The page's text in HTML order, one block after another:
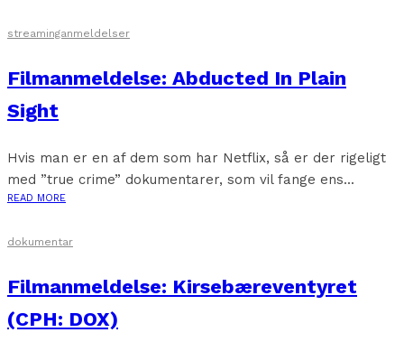
streaminganmeldelser
Filmanmeldelse: Abducted In Plain
Sight
Hvis man er en af dem som har Netflix, så er der rigeligt
med ”true crime” dokumentarer, som vil fange ens...
READ MORE
dokumentar
Filmanmeldelse: Kirsebæreventyret
(CPH: DOX)